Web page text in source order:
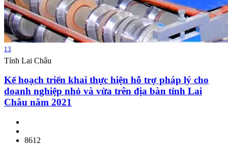
13
Tỉnh Lai Châu
Kế hoạch triển khai thực hiện hỗ trợ pháp lý cho
doanh nghiệp nhỏ và vừa trên địa bàn tỉnh Lai
Châu năm 2021
8612